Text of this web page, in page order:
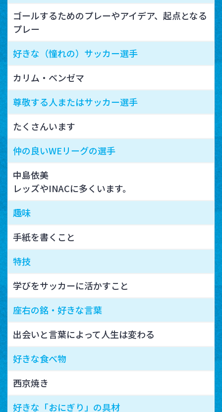
ゴールするためのプレーやアイデア、起点となる
プレー
好きな（憧れの）サッカー選手
カリム・ベンゼマ
尊敬する人またはサッカー選手
たくさんいます
仲の良いWEリーグの選手
中島依美
レッズやINACに多くいます。
趣味
手紙を書くこと
特技
学びをサッカーに活かすこと
座右の銘・好きな言葉
出会いと言葉によって人生は変わる
好きな食べ物
西京焼き
好きな「おにぎり」の具材